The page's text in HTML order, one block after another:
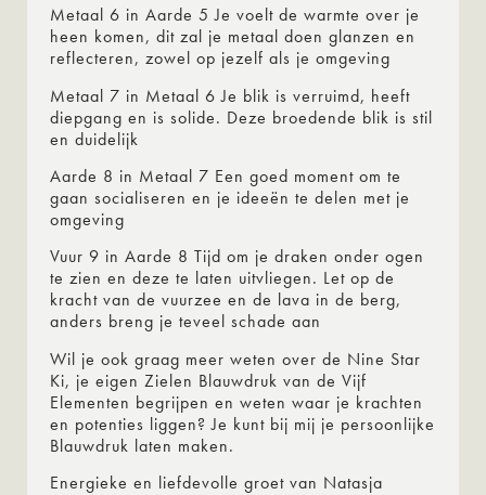
Metaal 6 in Aarde 5 Je voelt de warmte over je
heen komen, dit zal je metaal doen glanzen en
reflecteren, zowel op jezelf als je omgeving
Metaal 7 in Metaal 6 Je blik is verruimd, heeft
diepgang en is solide. Deze broedende blik is stil
en duidelijk
Aarde 8 in Metaal 7 Een goed moment om te
gaan socialiseren en je ideeën te delen met je
omgeving
Vuur 9 in Aarde 8 Tijd om je draken onder ogen
te zien en deze te laten uitvliegen. Let op de
kracht van de vuurzee en de lava in de berg,
anders breng je teveel schade aan
Wil je ook graag meer weten over de Nine Star
Ki, je eigen Zielen Blauwdruk van de Vijf
Elementen begrijpen en weten waar je krachten
en potenties liggen? Je kunt bij mij je persoonlijke
Blauwdruk laten maken.
Energieke en liefdevolle groet van Natasja